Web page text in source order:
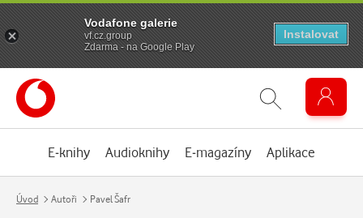
E-knihy Audioknihy E-magazíny Aplikace
Úvod Autoři Pavel Šafr
Vodafone galerie
vf.cz.group
Zdarma - na Google Play
Instalovat